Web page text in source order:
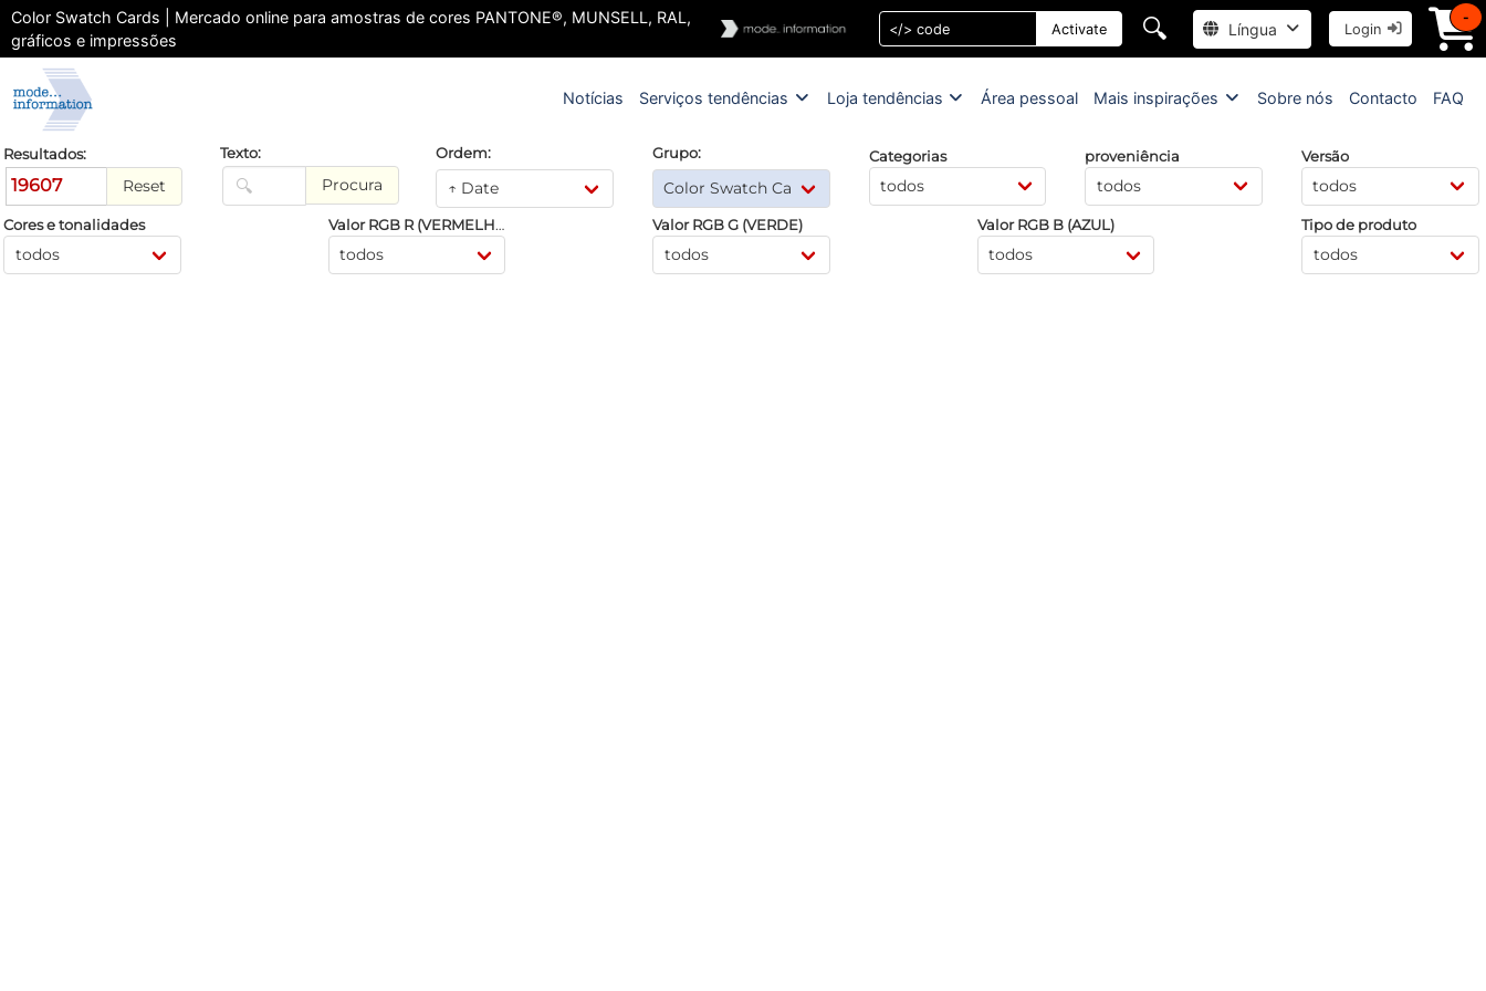
Color Swatch Cards | Mercado online para amostras de cores PANTONE®, MUNSELL, RAL,
gráficos e impressões
Activate 🔍 Língua Login
-
Notícias Serviços tendências Loja tendências Área pessoal Mais inspirações Sobre nós Contacto FAQ
Resultados:
19607 Reset
Texto:
Procura
Ordem: Grupo: Categorias proveniência Versão
Cores e tonalidades Valor RGB R (VERMELHO) Valor RGB G (VERDE) Valor RGB B (AZUL) Tipo de produto